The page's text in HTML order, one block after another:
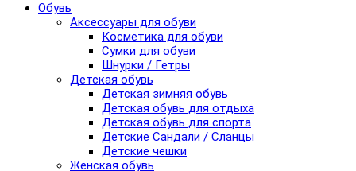
Обувь
Аксессуары для обуви
Косметика для обуви
Сумки для обуви
Шнурки / Гетры
Детская обувь
Детская зимняя обувь
Детская обувь для отдыха
Детская обувь для спорта
Детские Сандали / Сланцы
Детские чешки
Женская обувь